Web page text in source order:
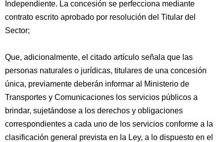
Independiente. La concesión se perfecciona mediante
contrato escrito aprobado por resolución del Titular del
Sector;
Que, adicionalmente, el citado artículo señala que las
personas naturales o jurídicas, titulares de una concesión
única, previamente deberán informar al Ministerio de
Transportes y Comunicaciones los servicios públicos a
brindar, sujetándose a los derechos y obligaciones
correspondientes a cada uno de los servicios conforme a la
clasificación general prevista en la Ley, a lo dispuesto en el